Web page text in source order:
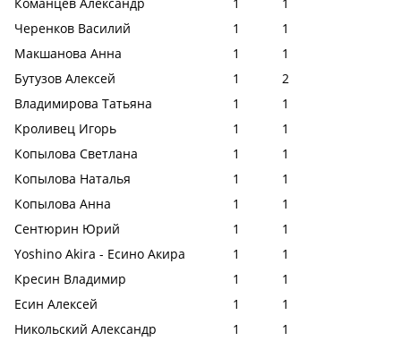
Черенков Василий
1
1
Макшанова Анна
1
1
Бутузов Алексей
1
2
Владимирова Татьяна
1
1
Кроливец Игорь
1
1
Копылова Светлана
1
1
Копылова Наталья
1
1
Копылова Анна
1
1
Сентюрин Юрий
1
1
Yoshino Akira - Есино Акира
1
1
Кресин Владимир
1
1
Есин Алексей
1
1
Никольский Александр
1
1